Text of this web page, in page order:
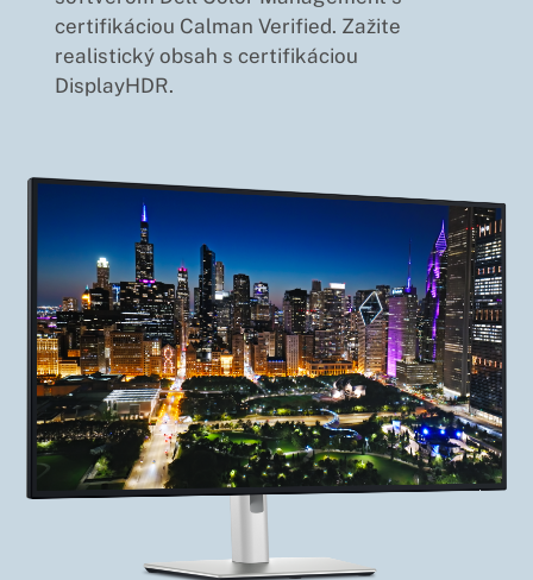
certifikáciou Calman Verified. Zažite
realistický obsah s certifikáciou
DisplayHDR.